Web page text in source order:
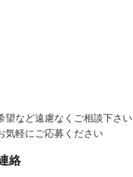
望など遠慮なくご相談下さい
気軽にご応募ください
絡